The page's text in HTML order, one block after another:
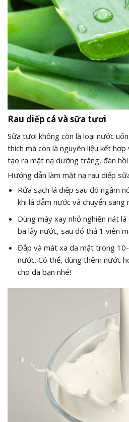
Rau diếp cá và sữa tươi
Sữa tươi không còn là loại nước
thích mà còn là nguyên liệu kết
tạo ra mặt nạ dưỡng trắng, đàn hồi
Hướng dẫn làm mặt nạ rau diếp
Rửa sạch lá diếp sau đó ngâm
khi lá đẫm nước và chuyển sang
Dùng máy xay nhỏ nghiên nát
bã lấy nước, sau đó thả 1 viên
Đắp và mát xa da mặt trong
nước. Có thể, dùng thêm nước
cho da bạn nhé!